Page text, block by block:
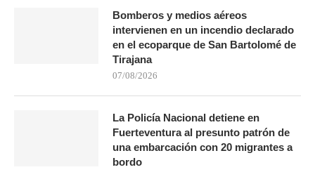
Bomberos y medios aéreos
intervienen en un incendio declarado
en el ecoparque de San Bartolomé de
Tirajana
07/08/2026
La Policía Nacional detiene en
Fuerteventura al presunto patrón de
una embarcación con 20 migrantes a
bordo